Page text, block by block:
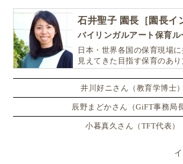
石井聖子 園長［園長イ
日本・世界各国の保育現場
見えてきた目指す保育のあり
井川好ニさん（教育学博士）
辰野まどかさん（GiFT事務局長
小暮真久さん（TFT代表）